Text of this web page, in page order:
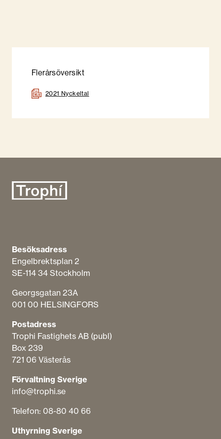
Flerårsöversikt
2021 Nyckeltal
Besöksadress
Engelbrektsplan​ 2
SE-114 34 Stockholm
Georgsgatan 23A
001 00 HELSINGFORS
Postadress
Trophi Fastighets AB (publ)
Box 239
721 06 Västerås
Förvaltning Sverige
info@trophi.se
Telefon: 08-80 40 66
Uthyrning Sverige